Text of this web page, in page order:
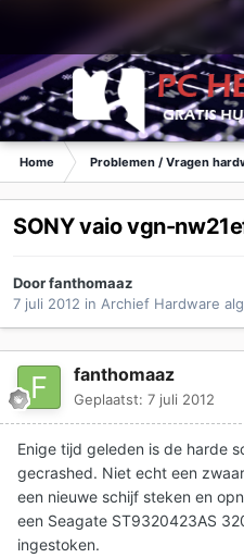
Home Problemen / Vragen
SONY vaio vgn-
Doorfanthomaaz
7 juli 2012 in Archief Hardware
fanthomaaz
Geplaatst: 7 juli 2012
Enige tijd geleden is de harde
gecrashed. Niet echt een
een nieuwe schijf steken en
een Seagate ST9320423AS
ingestoken.